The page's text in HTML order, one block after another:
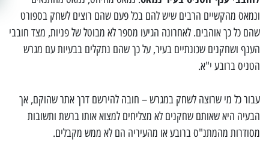
ונמאס מהקשיים הרבים שיש להם בכל פעם שהם רוצים לשחק בספורט
שהם כל כך אוהבים. לאחרונה הגיעו מספר לא מבוטל של פניות, מצד חובבי
הענף ושחקנים שכונתיים בעיר, על כך שהם נתקלים בבעיות עם מגרש
הטניס ברובע י"א.
עבור כל מי שרוצה לשחק במגרש – חובה להירשם דרך אתר שהוקם, אך
הבעיה היא שאותם שחקנים לא מצליחים למצוא אותו ברשת ותשובות
מסודרות מהמתנ"ס ברובע או מהעיריה הם לא ממש מקבלים.